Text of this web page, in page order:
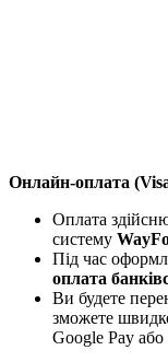
Онлайн-оплата
Оплата
систему
Під час
оплата
Ви будете
зможете
Google Pay або